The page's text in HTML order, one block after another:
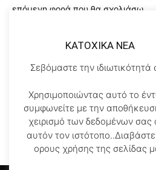
επόμενη φορά που θα σχολιάσω.
Χρησιμοποιώντας αυτό το
αποθήκευση και χειρισμό των
τον ιστότοπο..Διαβάστε του
μας*
KATOXIKA NEA
Σεβόμαστε την ιδιωτικότητά
Χρησιμοποιώντας αυτό το
συμφωνείτε με την
χειρισμό των δεδομένων σας
αυτόν τον
ορους χρήσης της σελίδας